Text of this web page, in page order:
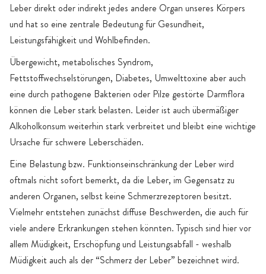
Leber direkt oder indirekt jedes andere Organ unseres Körpers
und hat so eine zentrale Bedeutung für Gesundheit,
Leistungsfähigkeit und Wohlbefinden.
Übergewicht, metabolisches Syndrom,
Fettstoffwechselstörungen, Diabetes, Umwelttoxine aber auch
eine durch pathogene Bakterien oder Pilze gestörte Darmflora
können die Leber stark belasten. Leider ist auch übermäßiger
Alkoholkonsum weiterhin stark verbreitet und bleibt eine wichtige
Ursache für schwere Leberschäden.
Eine Belastung bzw. Funktionseinschränkung der Leber wird
oftmals nicht sofort bemerkt, da die Leber, im Gegensatz zu
anderen Organen, selbst keine Schmerzrezeptoren besitzt.
Vielmehr entstehen zunächst diffuse Beschwerden, die auch für
viele andere Erkrankungen stehen könnten. Typisch sind hier vor
allem Müdigkeit, Erschöpfung und Leistungsabfall - weshalb
Müdigkeit auch als der “Schmerz der Leber” bezeichnet wird.